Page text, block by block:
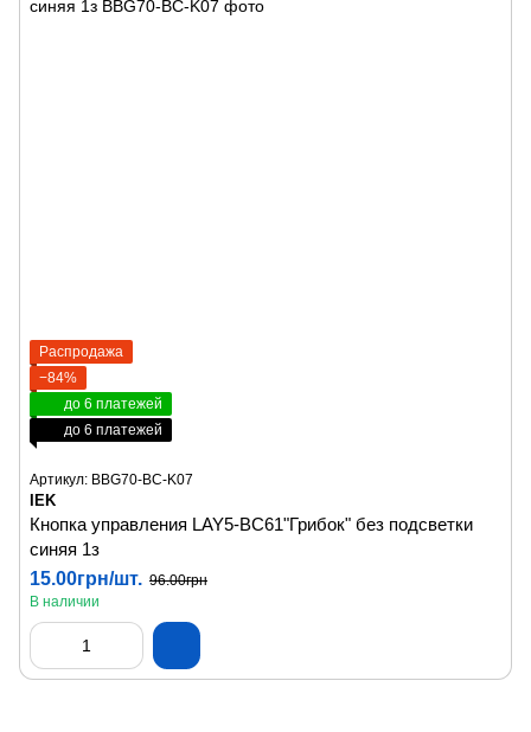
Распродажа
−84%
до 6 платежей
до 6 платежей
Артикул: BBG70-BC-K07
IEK
Кнопка управления LAY5-BC61"Грибок" без подсветки
синяя 1з
15.00грн/шт. 96.00грн
В наличии